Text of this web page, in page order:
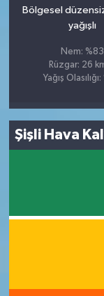
Bölgesel
yağışlı
Nem: %83
Rüzgar: 26
Yağış
Şişli Hava